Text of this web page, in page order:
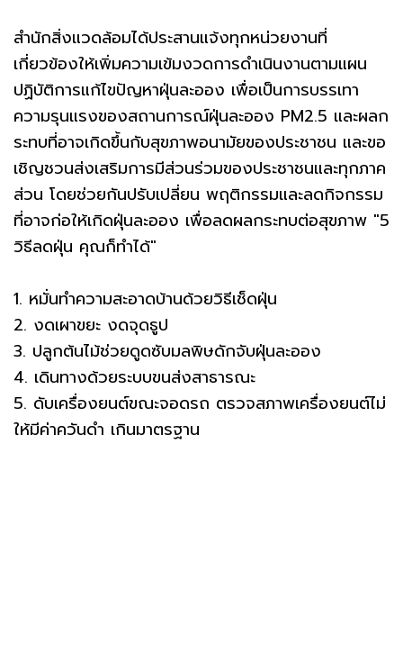
สำนักสิ่งแวดล้อมได้ประสานแจ้งทุกหน่วยงานที่
เกี่ยวข้องให้เพิ่มความเข้มงวดการดำเนินงานตามแผน
ปฏิบัติการแก้ไขปัญหาฝุ่นละออง เพื่อเป็นการบรรเทา
ความรุนแรงของสถานการณ์ฝุ่นละออง PM2.5 และผลก
ระทบที่อาจเกิดขึ้นกับสุขภาพอนามัยของประชาชน และขอ
เชิญชวนส่งเสริมการมีส่วนร่วมของประชาชนและทุกภาค
ส่วน โดยช่วยกันปรับเปลี่ยน พฤติกรรมและลดกิจกรรม
ที่อาจก่อให้เกิดฝุ่นละออง เพื่อลดผลกระทบต่อสุขภาพ "5
วิธีลดฝุ่น คุณก็ทําได้"
1. หมั่นทําความสะอาดบ้านด้วยวิธีเช็ดฝุ่น
2. งดเผาขยะ งดจุดธูป
3. ปลูกต้นไม้ช่วยดูดซับมลพิษดักจับฝุ่นละออง
4. เดินทางด้วยระบบขนส่งสาธารณะ
5. ดับเครื่องยนต์ขณะจอดรถ ตรวจสภาพเครื่องยนต์ไม่
ให้มีค่าควันดํา เกินมาตรฐาน